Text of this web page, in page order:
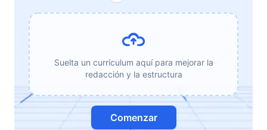
Suelta un currículum aquí para mejorar la
redacción y la estructura
Comenzar